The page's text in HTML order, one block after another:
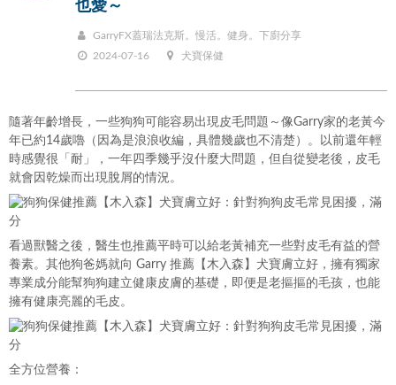
也愛～
GarryFX蓋瑞法克斯。慢活。健身。下廚分享
2024-07-16
犬寶保健
隨著年齡增長，一些狗狗可能容易出現皮毛問題～像Garry家的老黃今
年已約14歲嚕（因為是浪浪收編，具體幾歲也不清楚）。以前還年輕
時感覺很「耐」，一年四季幾乎沒什麼大問題，但自從變老後，皮毛
就會因乾燥而出現脫屑的情況。
看過獸醫之後，醫生也推薦平時可以給老黃補充一些對皮毛有益的營
養素。其他狗爸媽就向 Garry 推薦【木入森】犬寶膚立好，擁有獨家
專業成分能幫狗狗建立健康皮膚的基礎，即便是老摳摳的毛孩，也能
擁有健康亮麗的毛皮。
全方位營養：